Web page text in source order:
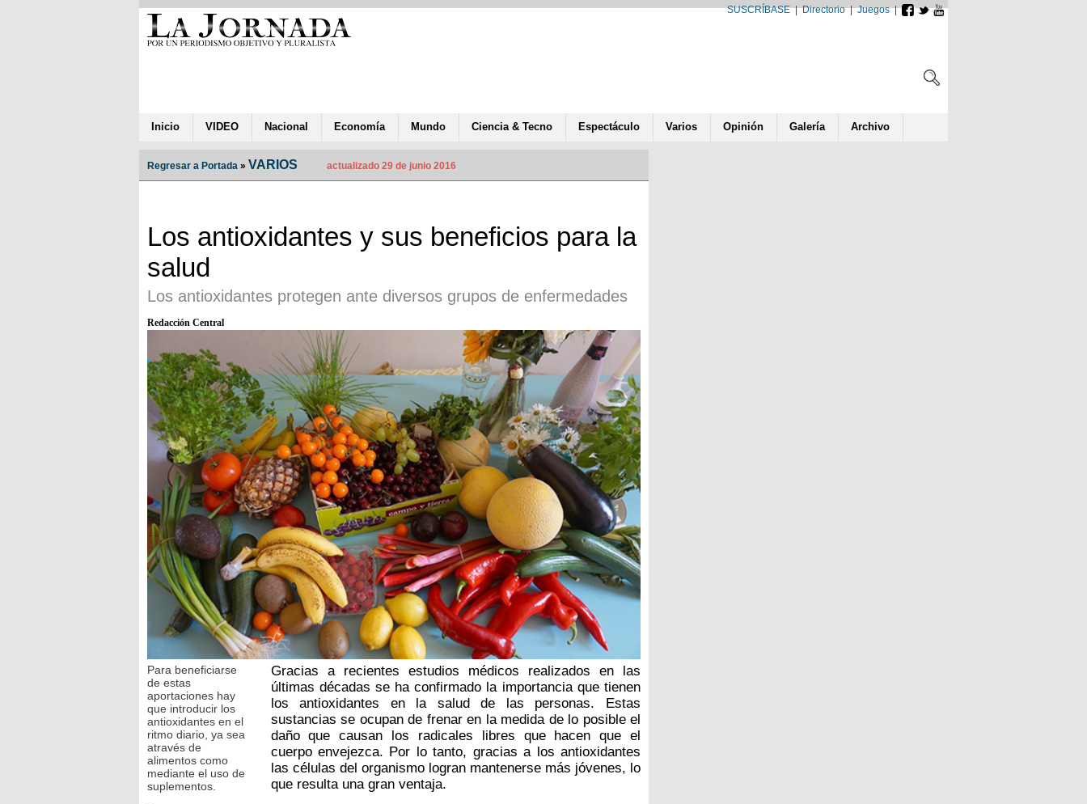
SUSCRÍBASE|Directorio|Juegos|
Inicio VIDEO Nacional Economía Mundo Ciencia & Tecno Espectáculo Varios Opinión Galería Archivo
Regresar a Portada » VARIOS actualizado 29 de junio 2016
Los antioxidantes y sus beneficios para la
salud
Los antioxidantes protegen ante diversos grupos de enfermedades
Redacción Central
Para beneficiarse
de estas
aportaciones hay
que introducir los
antioxidantes en el
ritmo diario, ya sea
através de
alimentos como
mediante el uso de
suplementos.
Gracias a recientes estudios médicos realizados en las
últimas décadas se ha confirmado la importancia que tienen
los antioxidantes en la salud de las personas. Estas
sustancias se ocupan de frenar en la medida de lo posible el
daño que causan los radicales libres que hacen que el
cuerpo envejezca. Por lo tanto, gracias a los antioxidantes
las células del organismo logran mantenerse más jóvenes, lo
que resulta una gran ventaja.